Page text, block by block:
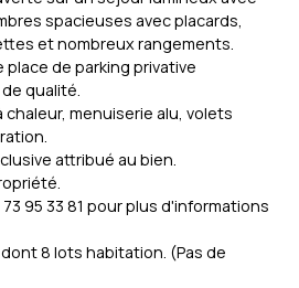
spacieuses avec placards,
et nombreux rangements.
de parking privative
qualité.
menuiserie alu, volets
attribué au bien.
95 33 81 pour plus d'informations
8 lots habitation. (Pas de